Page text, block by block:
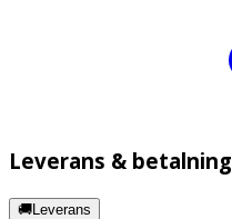
Leverans & betalning
🚚Leverans